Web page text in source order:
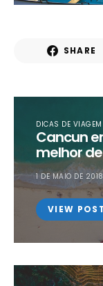
SHARE
DICAS DE VIAGEM
Cancun
melhor
1 DE MAIO DE 2018
VIEW